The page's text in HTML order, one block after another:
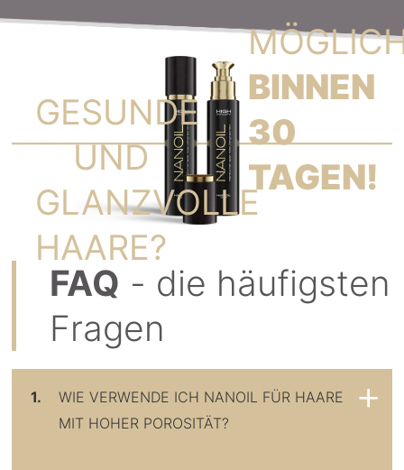
GESUNDE
UND
GLANZVOLLE
HAARE?
BINNEN
30
TAGEN!
FAQ - die häufigsten
Fragen
1.
WIE VERWENDE ICH NANOIL FÜR HAARE
MIT HOHER POROSITÄT?